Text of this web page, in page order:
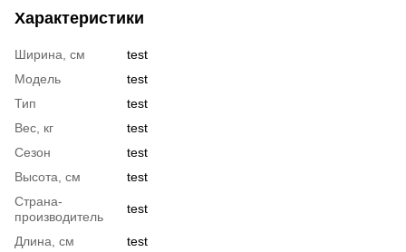
Характеристики
Ширина, см
test
Модель
test
Тип
test
Вес, кг
test
Сезон
test
Высота, см
test
Страна-
производитель
test
Длина, см test